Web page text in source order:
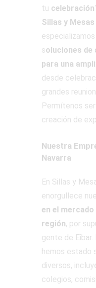
tu celebración
Sillas y
soluciones de
para una
desde
grandes
Permítenos
creación de
Nuestra
Navarra
En Sillas y
enorgullece
en el
región, por
gente de Eibar.
hemos estado
diversos,
colegios,